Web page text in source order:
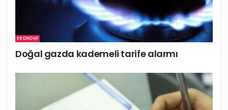
EKONOMI
Doğal gazda kademeli tarife alarmı